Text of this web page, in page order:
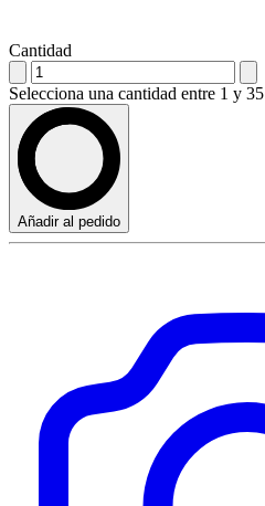
Cantidad
Selecciona una cantidad entre 1 y 35
Añadir al pedido